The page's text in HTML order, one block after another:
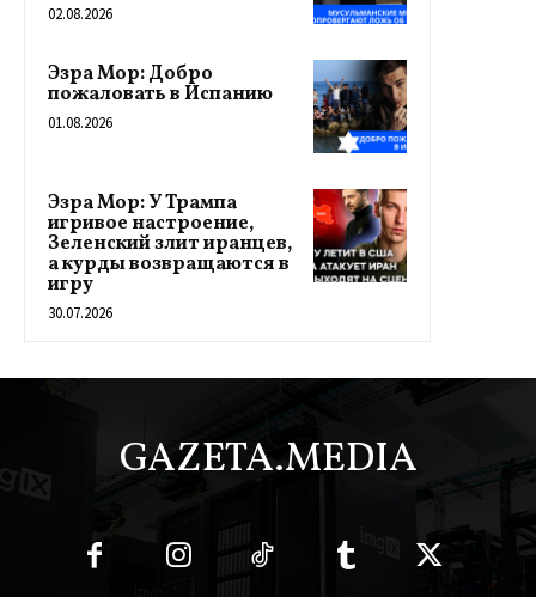
02.08.2026
Эзра Мор: Добро
пожаловать в Испанию
01.08.2026
Эзра Мор: У Трампа
игривое настроение,
Зеленский злит иранцев,
а курды возвращаются в
игру
30.07.2026
GAZETA.MEDIA